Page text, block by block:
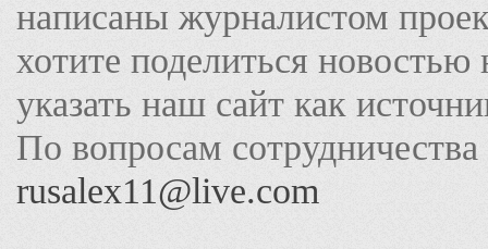
написаны журналистом
хотите поделиться
указать наш сайт как
По вопросам
rusalex11@live.com